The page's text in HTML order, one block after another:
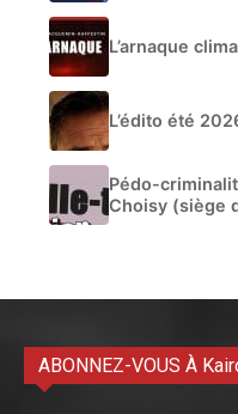
L’arnaque
L’édito été
Pédo-
Choisy (siège
ABONNEZ-VOUS À